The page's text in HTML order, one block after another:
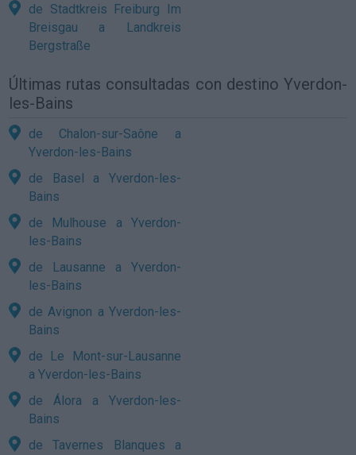
de Stadtkreis Freiburg Im
Breisgau a Landkreis
Bergstraße
Últimas rutas consultadas con destino Yverdon-
les-Bains
de Chalon-sur-Saône a
Yverdon-les-Bains
de Basel a Yverdon-les-
Bains
de Mulhouse a Yverdon-
les-Bains
de Lausanne a Yverdon-
les-Bains
de Avignon a Yverdon-les-
Bains
de Le Mont-sur-Lausanne
a Yverdon-les-Bains
de Álora a Yverdon-les-
Bains
de Tavernes Blanques a